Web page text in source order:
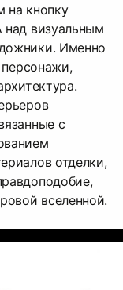
на кнопку
над визуальным
Именно
персонажи,
с
отделки,
вселенной.